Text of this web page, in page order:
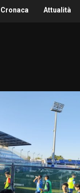
Cronaca Attualità